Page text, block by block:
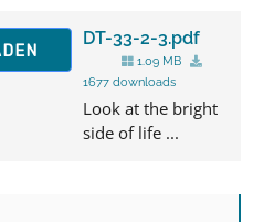
DT-33-2-3.pdf
1.09 MB
1677 downloads
Look at the bright
side of life ...